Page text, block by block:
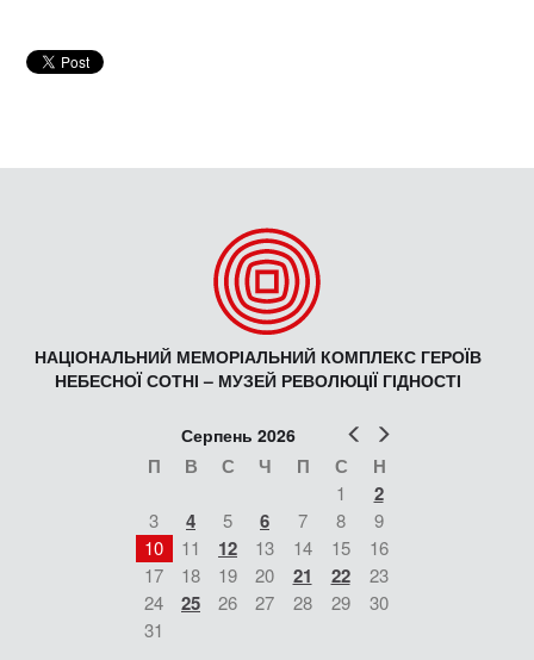
НАЦІОНАЛЬНИЙ МЕМОРІАЛЬНИЙ КОМПЛЕКС ГЕРОЇВ
НЕБЕСНОЇ СОТНІ – МУЗЕЙ РЕВОЛЮЦІЇ ГІДНОСТІ
Попер
Серпень 2026
П В С Ч П С Н
1 2
3 4 5 6 7 8
9
10
11 12 13 14 15
16
17
18 19 20 21 22
23
24
25 26 27 28 29
30
31